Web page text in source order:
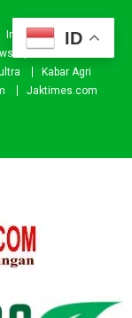
Investor
Donasi
Kabar.id
Kabar Agri
Jaktimes.com
ID